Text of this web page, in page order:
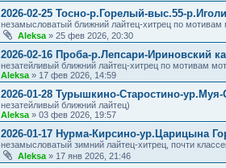
2026-02-25 Тосно-р.Горелый-выс.55-
незамысловатый ближний лайтец-хитрец по
Aleksa » 25 фев 2026, 20:30
2026-02-16 Проба-р.Лепсари-Ириновский
незатейливый ближний лайтец-хитрец по мотивам
Aleksa » 17 фев 2026, 14:59
2026-01-28 Турышкино-Старостино-ур.Муя-
незатейливый ближний лайтец)
Aleksa » 03 фев 2026, 19:57
2026-01-17 Нурма-Кирсино-ур.Царицына
незамысловатый зимний лайтец-хитрец, почти
Aleksa » 17 янв 2026, 21:46